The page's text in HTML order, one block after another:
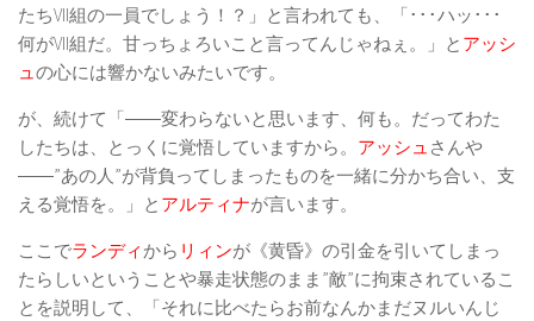
たちVII組の一員でしょう！？」と言われても、「･･･ハッ･･･
何がVII組だ。甘っちょろいこと言ってんじゃねぇ。」と アッシ
ュの心には響かないみたいです。
が、続けて「――変わらないと思います、何も。だってわた
したちは、とっくに覚悟していますから。 アッシュ さんや
――”あの人”が背負ってしまったものを一緒に分かち合い、支
える覚悟を。」と アルティナが言います。
ここでランディ から リィンが《黄昏》の引金を引いてしまっ
たらしいということや暴走状態のまま”敵”に拘束されているこ
とを説明して、「それに比べたらお前なんかまだヌルいんじ